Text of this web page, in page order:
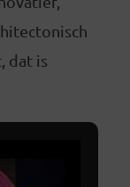
dat is